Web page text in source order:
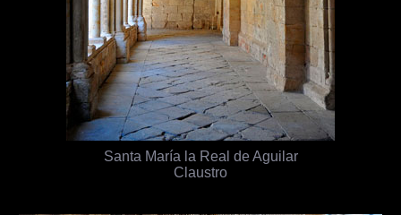
Santa María la Real de Aguilar
Claustro